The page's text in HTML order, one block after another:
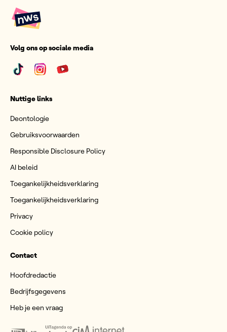
Volg ons op sociale media
Nuttige links
Deontologie
Gebruiksvoorwaarden
Responsible Disclosure Policy
AI beleid
Toegankelijkheidsverklaring
Toegankelijkheidsverklaring
Privacy
Cookie policy
Contact
Hoofdredactie
Bedrijfsgegevens
Heb je een vraag